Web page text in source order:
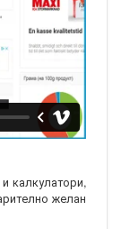
калкулатори,
желан